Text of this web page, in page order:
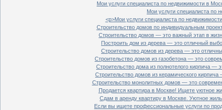
Мои услуги специалиста по недвижимости в
Мои услуги специалиста по
<p>Мои услуги специалиста по
Строительство домов по индивидуальным
Строительство домов — это важный этап в
Построить дом из дерева — это отличный
Строительство домов из дерева — это
Строительство домов из газобетона — это
Строительство дома из полнотелого кирпича —
Строительство домов из керамического
Строительство монолитных домов — это
Продается квартира в Москве! Ищете уютное
Сдам в аренду квартиру в Москве. Уютное
Если вы ищете профессиональные услуги по